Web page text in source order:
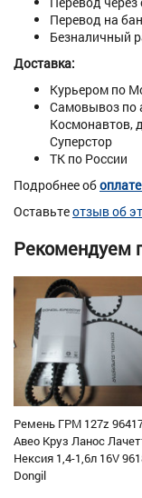
Перевод на
Безналичный
Доставка:
Курьером по
Самовывоз по
Космонавтов,
Суперстор
ТК по России
Подробнее об
Оставьтеотзыв об
Рекомендуем
Ремень ГРМ 127z
Авео Круз Ланос
Нексия 1,4-1,6л 16V
Dongil